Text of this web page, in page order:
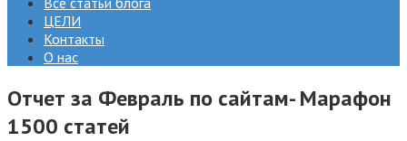
ЦЕЛИ
Контакты
О нас
Отчет за Февраль по сайтам- Марафон
1500 статей